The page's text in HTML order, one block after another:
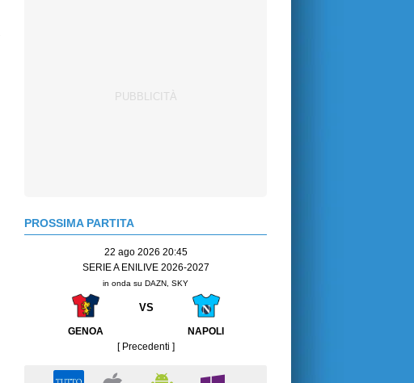
PROSSIMA PARTITA
22 ago 2026 20:45
SERIE A ENILIVE 2026-2027
in onda su DAZN, SKY
VS
GENOA
NAPOLI
[ Precedenti ]